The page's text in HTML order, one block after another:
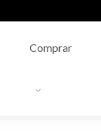
Comprar